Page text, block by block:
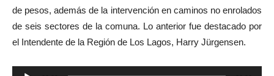
de pesos, además de la intervención en caminos no enrolados
de seis sectores de la comuna. Lo anterior fue destacado por
el Intendente de la Región de Los Lagos, Harry Jürgensen.
Reproductor